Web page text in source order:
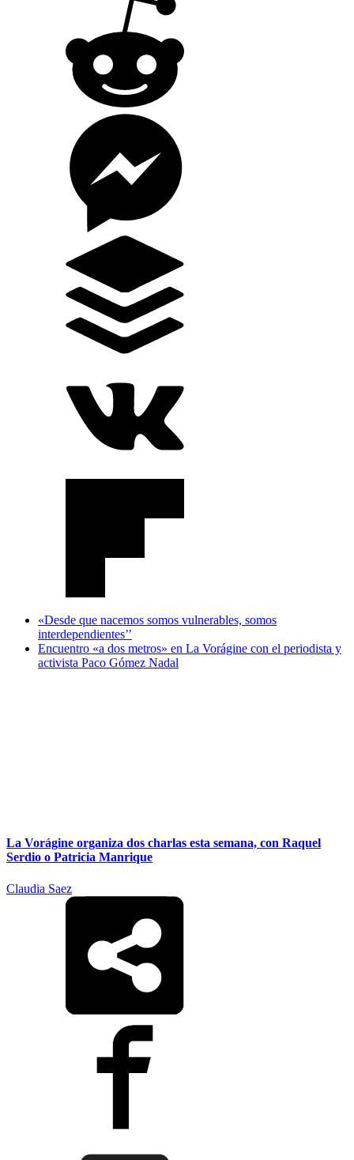
«Desde que nacemos somos vulnerables, somos
interdependientes’’
Encuentro «a dos metros» en La Vorágine con el periodista y
activista Paco Gómez Nadal
La Vorágine organiza dos charlas esta semana, con Raquel
Serdio o Patricia Manrique
Claudia Saez